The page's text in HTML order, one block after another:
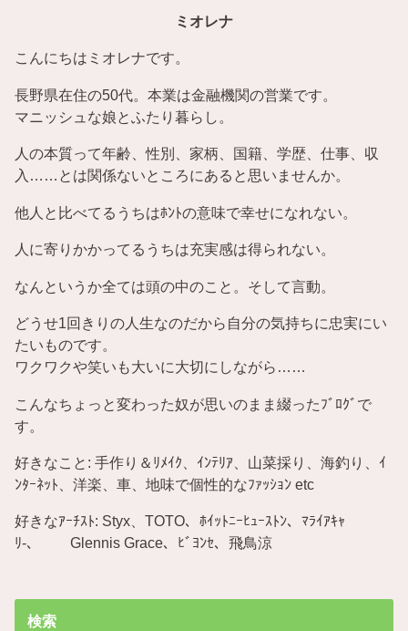
ミオレナ
こんにちはミオレナです。
長野県在住の50代。本業は金融機関の営業です。
マニッシュな娘とふたり暮らし。
人の本質って年齢、性別、家柄、国籍、学歴、仕事、収
入……とは関係ないところにあると思いませんか。
他人と比べてるうちはﾎﾝﾄの意味で幸せになれない。
人に寄りかかってるうちは充実感は得られない。
なんというか全ては頭の中のこと。そして言動。
どうせ1回きりの人生なのだから自分の気持ちに忠実にい
たいものです。
ワクワクや笑いも大いに大切にしながら……
こんなちょっと変わった奴が思いのまま綴ったﾌﾞﾛｸﾞで
す。
好きなこと: 手作り＆ﾘﾒｲｸ、ｲﾝﾃﾘｱ、山菜採り、海釣り、ｲ
ﾝﾀｰﾈｯﾄ、洋楽、車、地味で個性的なﾌｧｯｼｮﾝ etc
好きなｱｰﾁｽﾄ: Styx、TOTO、ﾎｲｯﾄﾆｰﾋｭｰｽﾄﾝ、ﾏﾗｲｱｷｬ
ﾘ-、 Glennis Grace、ﾋﾞﾖﾝｾ、飛鳥涼
検索